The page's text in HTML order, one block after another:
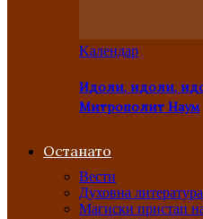
Kалендар
Идоли, идоли,
Митрополит Наум
Останато
Вести
Духовна литература
Магиски пристап